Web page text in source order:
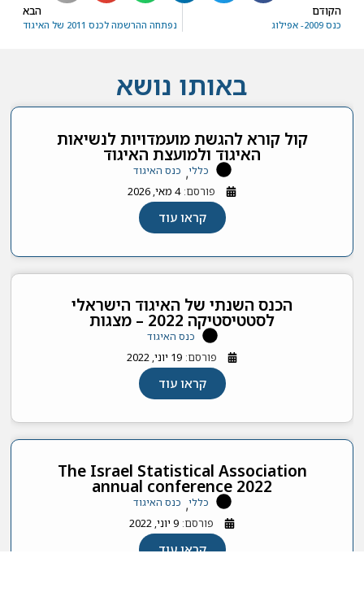
הקודם
כנס 2009- אפילוג
הבא
נפתחה ההרשמה לכנס 2011 של האיגוד
באותו נושא
קול קורא להגשת מועמדויות לנשיאות
האיגוד ולמועצת האיגוד
כללי, כנס האיגוד
פורסם: 4 מאי, 2026
קראו עוד
הכנס השנתי של האיגוד הישראלי
לסטטיסטיקה 2022 – מצגות
כנס האיגוד
פורסם: 19 יוני, 2022
קראו עוד
The Israel Statistical Association
annual conference 2022
כללי, כנס האיגוד
פורסם: 9 יוני, 2022
קראו עוד